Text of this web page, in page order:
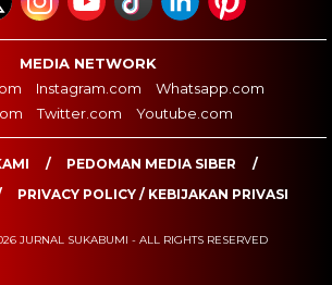
MEDIA NETWORK
Instagram.com
Whatsapp.com
Twitter.com Youtube.com
PEDOMAN MEDIA SIBER
PRIVACY POLICY / KEBIJAKAN PRIVASI
JURNAL SUKABUMI - ALL RIGHTS RESERVED